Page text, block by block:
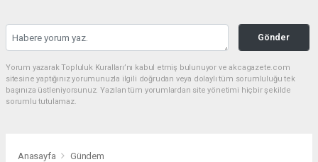
Gönder
Yorum yazarak Topluluk Kuralları’nı kabul etmiş bulunuyor ve akcagazete.com
sitesine yaptığınız yorumunuzla ilgili doğrudan veya dolaylı tüm sorumluluğu tek
başınıza üstleniyorsunuz. Yazılan tüm yorumlardan site yönetimi hiçbir şekilde
sorumlu tutulamaz.
Anasayfa Gündem